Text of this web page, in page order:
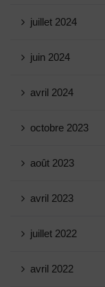
juillet 2024
juin 2024
avril 2024
octobre 2023
août 2023
avril 2023
juillet 2022
avril 2022